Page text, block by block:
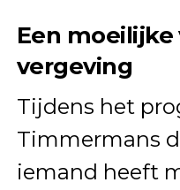
Een moeilijke
vergeving
Tijdens het
Timmermans
iemand heeft